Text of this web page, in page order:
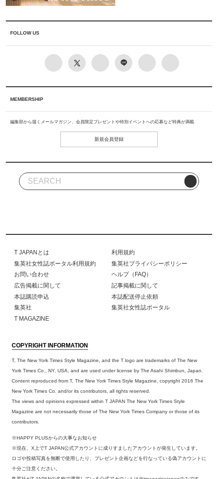
FOLLOW US
MEMBERSHIP
編集部から届くメールマガジン、会員限定プレゼントや特別イベントへの応募など特典が満載
新規会員登録
T JAPANとは
利用規約
集英社女性誌ポータル利用規約
集英社プライバシーポリシー
お問い合わせ
ヘルプ（FAQ）
広告掲載に関して
記事掲載に関して
本誌購読申込
本誌配送停止依頼
集英社
集英社女性誌ポータル
T MAGAZINE
COPYRIGHT INFORMATION
T, The New York Times Style Magazine, and the T logo are trademarks of The New
York Times Co., NY, USA, and are used under license by The Asahi Shimbun, Japan.
Content reproduced from T, The New York Times Style Magazine, copyright 2016 The
New York Times Co. and/or its contributors, all rights reserved.
The views and opinions expressed within T JAPAN The New York Times Style
Magazine are not necessarily those of The New York Times Company or those of its
contributors.
※HAPPY PLUSからの大事なお知らせ
※現在、X上でT JAPAN公式アカウントに成りすましたアカウントが発生しています。
ロゴや投稿写真を無断で使用したり、プレゼント企画などを行なっている偽アカウントに
十分ご注意ください。